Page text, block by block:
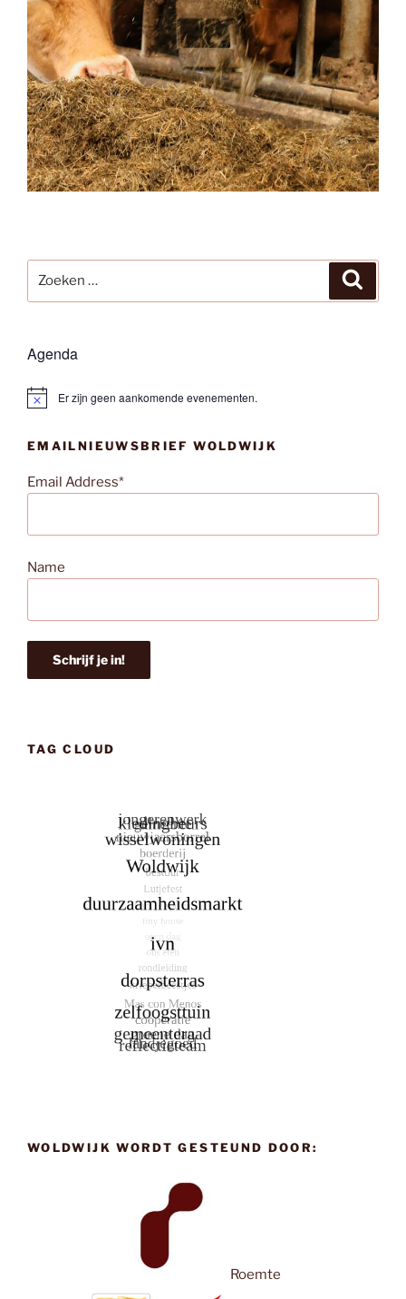
naar:
Agenda
i
h
t
Er zijn geen aankomende evenementen.
EMAILNIEUWSBRIEF WOLDWIJK
Email Address*
Name
TAG CLOUD
WOLDWIJK WORDT GESTEUND DOOR:
Roemte